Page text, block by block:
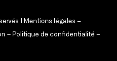
| Mentions légales –
– Politique de confidentialité –